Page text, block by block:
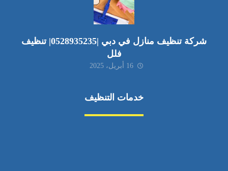
شركة تنظيف منازل في دبي |0528935235| تنظيف
فلل
16 أبريل، 2025
خدمات التنظيف